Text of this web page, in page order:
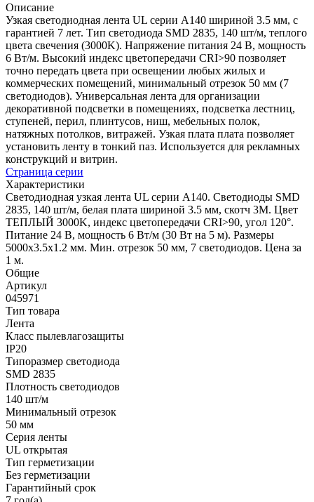
Описание
Узкая светодиодная лента UL серии A140 шириной 3.5 мм, с
гарантией 7 лет. Тип светодиода SMD 2835, 140 шт/м, теплого
цвета свечения (3000K). Напряжение питания 24 В, мощность
6 Вт/м. Высокий индекс цветопередачи CRI>90 позволяет
точно передать цвета при освещении любых жилых и
коммерческих помещений, минимальный отрезок 50 мм (7
светодиодов). Универсальная лента для организации
декоративной подсветки в помещениях, подсветка лестниц,
ступеней, перил, плинтусов, ниш, мебельных полок,
натяжных потолков, витражей. Узкая плата плата позволяет
установить ленту в тонкий паз. Используется для рекламных
конструкций и витрин.
Страница серии
Характеристики
Светодиодная узкая лента UL серии A140. Светодиоды SMD
2835, 140 шт/м, белая плата шириной 3.5 мм, скотч 3M. Цвет
ТЕПЛЫЙ 3000K, индекс цветопередачи CRI>90, угол 120°.
Питание 24 В, мощность 6 Вт/м (30 Вт на 5 м). Размеры
5000x3.5x1.2 мм. Мин. отрезок 50 мм, 7 светодиодов. Цена за
1 м.
Общие
Артикул
045971
Тип товара
Лента
Класс пылевлагозащиты
IP20
Типоразмер светодиода
SMD 2835
Плотность светодиодов
140 шт/м
Минимальный отрезок
50 мм
Серия ленты
UL открытая
Тип герметизации
Без герметизации
Гарантийный срок